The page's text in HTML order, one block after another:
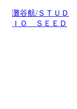
灘谷航/ＳＴＵＤ
ＩＯ ＳＥＥＤ